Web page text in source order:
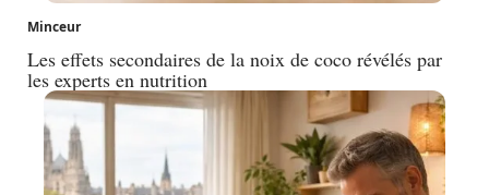
Minceur
Les effets secondaires de la noix de coco révélés par
les experts en nutrition